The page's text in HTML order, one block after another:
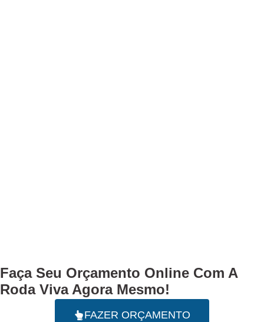
Faça Seu Orçamento Online Com A
Roda Viva Agora Mesmo!
FAZER ORÇAMENTO